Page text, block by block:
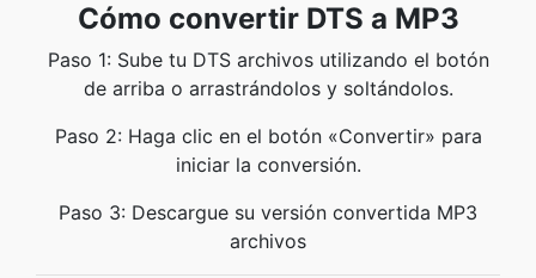
Cómo convertir DTS a MP3
Paso 1: Sube tu DTS archivos utilizando el botón
de arriba o arrastrándolos y soltándolos.
Paso 2: Haga clic en el botón «Convertir» para
iniciar la conversión.
Paso 3: Descargue su versión convertida MP3
archivos